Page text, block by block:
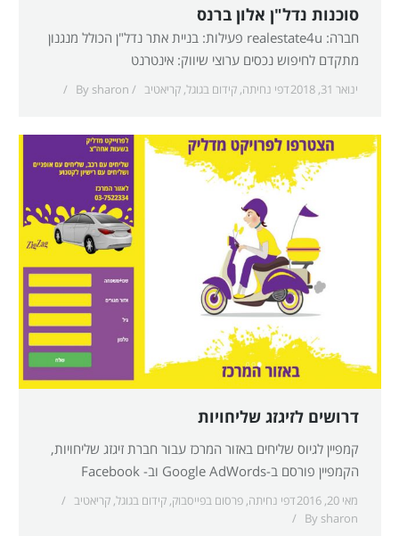
סוכנות נדל"ן אלון ברנס
חברה: realestate4u פעילות: בניית אתר נדל"ן הכולל מנגנון
מתקדם לחיפוש נכסים ערוצי שיווק: אינטרנט
ינואר 31, 2018 דפי נחיתה, קידום בגוגל, קריאטיב By sharon
דרושים לזיגזג שליחויות
קמפיין לגיוס שליחים באזור המרכז עבור חברת זיגזג שליחויות,
הקמפיין פורסם ב-Google AdWords וב- Facebook
מאי 20, 2016 דפי נחיתה, פרסום בפייסבוק, קידום בגוגל, קריאטיב
By sharon